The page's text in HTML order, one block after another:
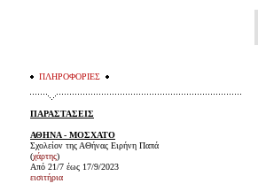
ΠΛΗΡΟΦΟΡΙΕΣ
ΠΑΡΑΣΤΑΣΕΙΣ
ΑΘΗΝΑ - ΜΟΣΧΑΤΟ
Σχολείον της ΑΘήνας Ειρήνη Παπά
(χάρτης)
Από 21/7 έως 17/9/2023
εισιτήρια